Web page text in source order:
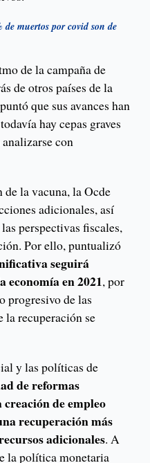
muertos por covid son de
de la campaña de
de otros países de la
que sus avances han
hay cepas graves
con
la vacuna, la Ocde
adicionales, así
perspectivas fiscales,
Por ello, puntualizó
seguirá
economía en 2021, por
progresivo de las
la recuperación se
y las políticas de
de reformas
de empleo
recuperación más
adicionales. A
la política monetaria